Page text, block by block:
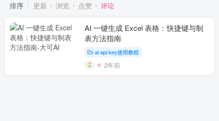
排序 更新 浏览 点赞 评论
AI 一键生成 Excel 表格：快捷键与制
表方法指南
ai api key使用教程
2年前